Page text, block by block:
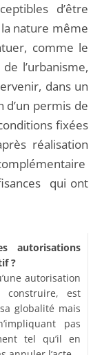
d’être
nature même
comme le
l’urbanisme,
dans un
permis de
fixées
réalisation
qui ont
autorisations
?
autorisation
construire, est
globalité mais
pas
tel qu’il en